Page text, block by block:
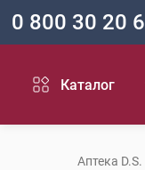
0 800 30 20
Каталог
Аптека D.S.